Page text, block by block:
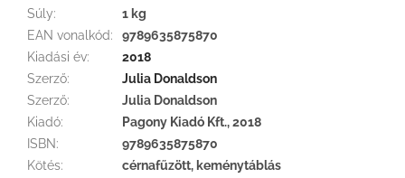
Súly:
1 kg
EAN vonalkód:
9789635875870
Kiadási év:
2018
Szerző:
Julia Donaldson
Szerző:
Julia Donaldson
Kiadó:
Pagony Kiadó Kft., 2018
ISBN:
9789635875870
Kötés:
cérnafűzött, keménytáblás